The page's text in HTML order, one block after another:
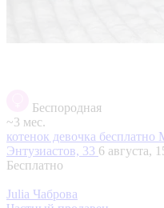
Беспородная
~3 мес.
котенок девочка бесплатно
Энтузиастов, 33 6 августа,
Бесплатно
Julia Чаброва